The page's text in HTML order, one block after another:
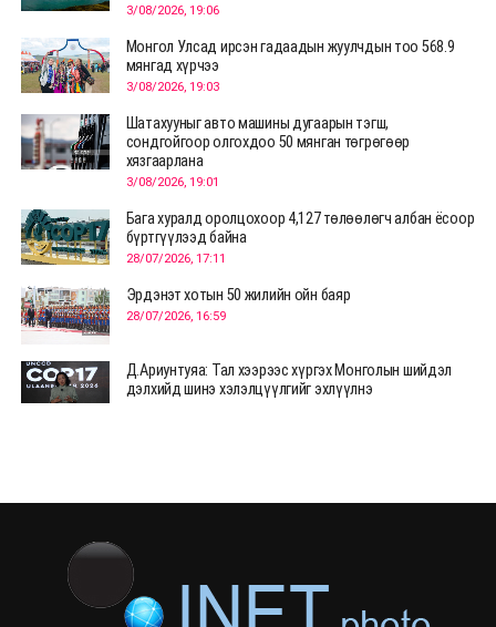
3/08/2026, 19:06
Монгол Улсад ирсэн гадаадын жуулчдын тоо 568.9
мянгад хүрчээ
3/08/2026, 19:03
Шатахууныг авто машины дугаарын тэгш,
сондгойгоор олгохдоо 50 мянган төгрөгөөр
хязгаарлана
3/08/2026, 19:01
Бага хуралд оролцохоор 4,127 төлөөлөгч албан ёсоор
бүртгүүлээд байна
28/07/2026, 17:11
Эрдэнэт хотын 50 жилийн ойн баяр
28/07/2026, 16:59
Д.Ариунтуяа: Тал хээрээс хүргэх Монголын шийдэл
дэлхийд шинэ хэлэлцүүлгийг эхлүүлнэ
28/07/2026, 12:04
ХӨВСГӨЛ Нутгийн зөвлөлөөс МУАЖ Д.Цэрэндарьзавт
2 өрөө байр олгоно